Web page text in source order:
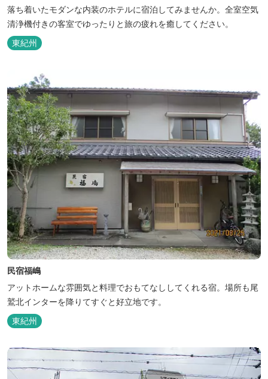
落ち着いたモダンな内装のホテルに宿泊してみませんか。全室空気
清浄機付きの客室でゆったりと旅の疲れを癒してください。
東紀州
民宿福嶋
アットホームな雰囲気と料理でおもてなししてくれる宿。場所も尾
鷲北インターを降りてすぐと好立地です。
東紀州